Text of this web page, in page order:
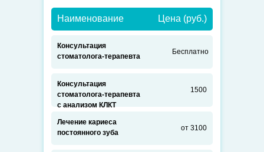
Наименование
услуги
1500
от 3100
Цена (руб.)
Бесплатно
Консультация
стоматолога-терапевта
с анализом КЛКТ
Лечение кариеса
постоянного зуба
Консультация
стоматолога-терапевта